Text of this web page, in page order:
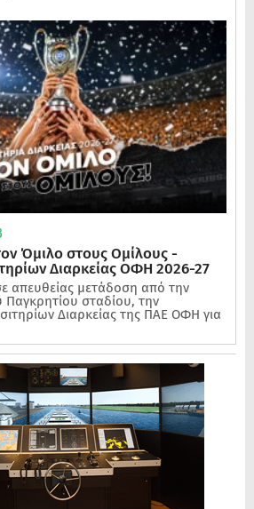
Όμιλο στους Ομίλους -
Διαρκείας ΟΦΗ 2026-27
απευθείας μετάδοση από την
σταδίου, την
Διαρκείας της ΠΑΕ ΟΦΗ για